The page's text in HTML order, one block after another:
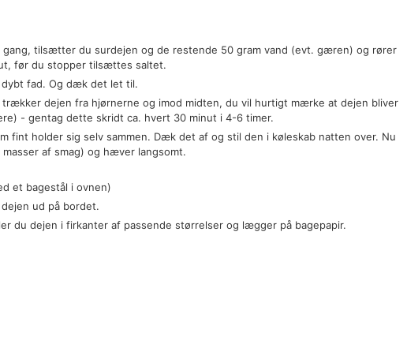
tilsætter du surdejen og de restende 50 gram vand (evt. gæren) og rører
før du stopper tilsættes saltet.
fad. Og dæk det let til.
dejen fra hjørnerne og imod midten, du vil hurtigt mærke at dejen bliver
- gentag dette skridt ca. hvert 30 minut i 4-6 timer.
fint holder sig selv sammen. Dæk det af og stil den i køleskab natten over. Nu
af smag) og hæver langsomt.
et bagestål i ovnen)
ud på bordet.
du dejen i firkanter af passende størrelser og lægger på bagepapir.